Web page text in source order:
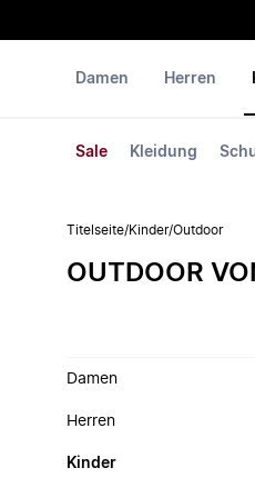
Damen Herren
Sale Kleidung
Titelseite/Kinder/Outdoor
OUTDOOR
Damen
Herren
Kinder